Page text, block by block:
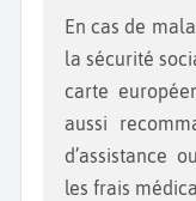
En cas de maladie, pour être pris en charge par
la sécurité
carte
aussi
d’assistance
les frais